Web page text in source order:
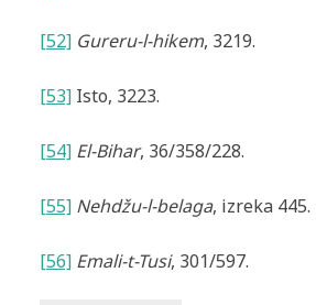
[52] Gureru-l-hikem, 3219.
[53]Isto, 3223.
[54] El-Bihar, 36/358/228.
[55] Nehdžu-l-belaga, izreka 445.
[56] Emali-t-Tusi, 301/597.